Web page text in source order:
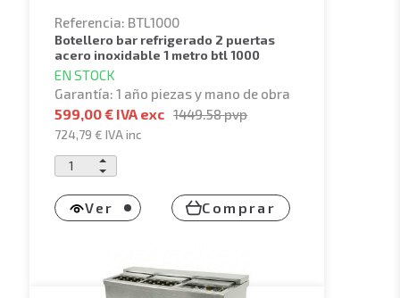
Referencia: BTL1000
botellero bar refrigerado 2 puertas
acero inoxidable 1 metro btl 1000
EN STOCK
Garantía: 1 año piezas y mano de obra
599,00 € IVA exc 1449.58pvp
724,79 €IVA inc
Ver Comprar